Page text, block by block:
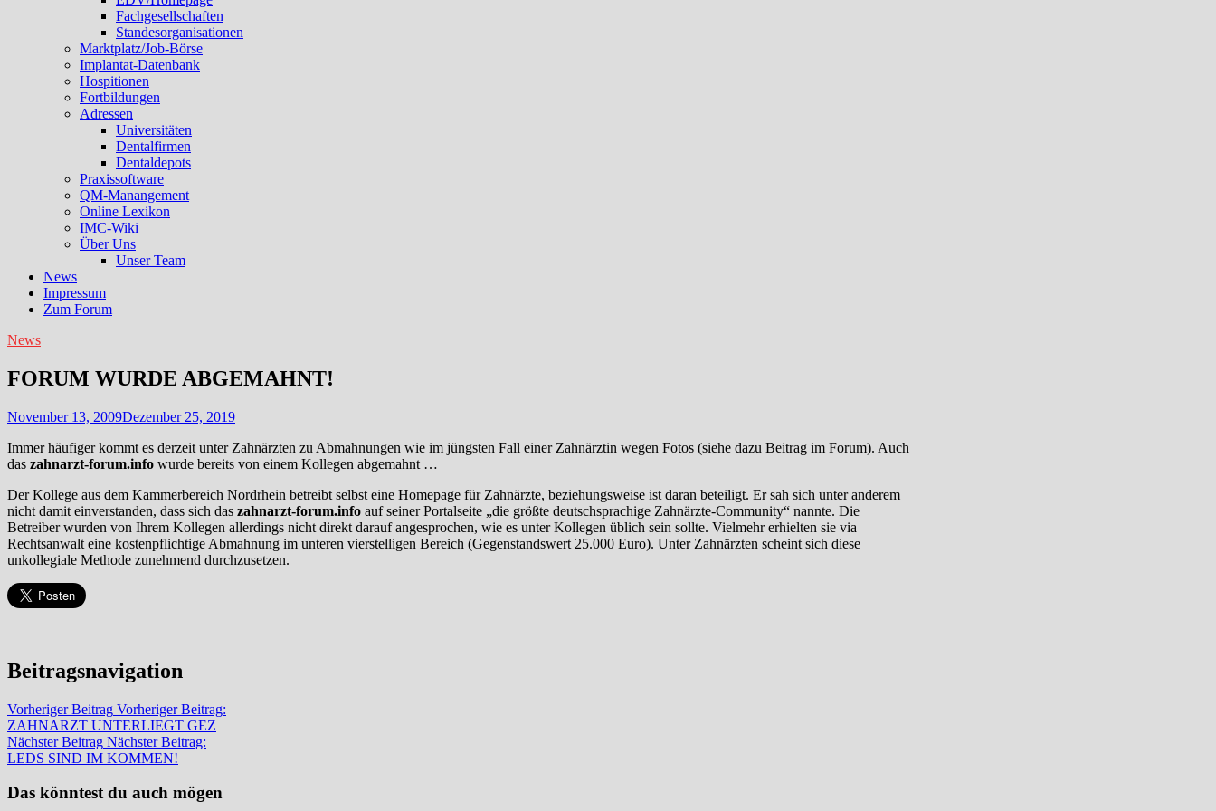
Fachgesellschaften
Standesorganisationen
Marktplatz/Job-Börse
Implantat-Datenbank
Hospitionen
Fortbildungen
Adressen
Universitäten
Dentalfirmen
Dentaldepots
Praxissoftware
QM-Manangement
Online Lexikon
IMC-Wiki
Über Uns
Unser Team
News
Impressum
Zum Forum
News
FORUM WURDE ABGEMAHNT!
November 13, 2009Dezember 25, 2019
Immer häufiger kommt es derzeit unter Zahnärzten zu Abmahnungen wie im jüngsten Fall einer Zahnärztin wegen Fotos (siehe dazu Beitrag im Forum). Auch
das zahnarzt-forum.info wurde bereits von einem Kollegen abgemahnt …
Der Kollege aus dem Kammerbereich Nordrhein betreibt selbst eine Homepage für Zahnärzte, beziehungsweise ist daran beteiligt. Er sah sich unter anderem
nicht damit einverstanden, dass sich das zahnarzt-forum.info auf seiner Portalseite „die größte deutschsprachige Zahnärzte-Community“ nannte. Die
Betreiber wurden von Ihrem Kollegen allerdings nicht direkt darauf angesprochen, wie es unter Kollegen üblich sein sollte. Vielmehr erhielten sie via
Rechtsanwalt eine kostenpflichtige Abmahnung im unteren vierstelligen Bereich (Gegenstandswert 25.000 Euro). Unter Zahnärzten scheint sich diese
unkollegiale Methode zunehmend durchzusetzen.
Beitragsnavigation
Vorheriger Beitrag Vorheriger Beitrag:
ZAHNARZT UNTERLIEGT GEZ
Nächster Beitrag Nächster Beitrag:
LEDS SIND IM KOMMEN!
Das könntest du auch mögen